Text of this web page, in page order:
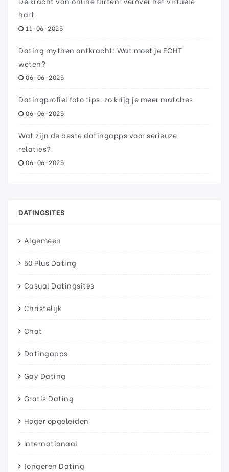
hart
11-06-2025
Dating mythen ontkracht: Wat moet je ECHT
weten?
06-06-2025
Datingprofiel foto tips: zo krijg je meer matches
06-06-2025
Wat zijn de beste datingapps voor serieuze
relaties?
06-06-2025
DATINGSITES
Algemeen
50 Plus Dating
Casual Datingsites
Christelijk
Chat
Datingapps
Gay Dating
Gratis Dating
Hoger opgeleiden
Internationaal
Jongeren Dating